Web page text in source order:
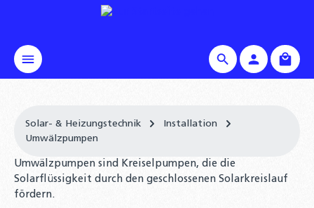
Solar- & Heizungstechnik
Installation
Umwälzpumpen
Umwälzpumpen sind Kreiselpumpen, die die
Solarflüssigkeit durch den geschlossenen Solarkreislauf
fördern.